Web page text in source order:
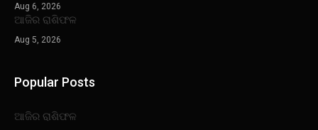
Aug 6, 2026
ଆଜିର ରାଶିଫଳ
Aug 5, 2026
Popular Posts
ଆଜିର ରାଶିଫଳ